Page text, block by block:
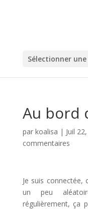
Sélectionner
Au bord
par koalisa | Juil
commentaires
Je suis connectée,
un peu
régulièrement, ça